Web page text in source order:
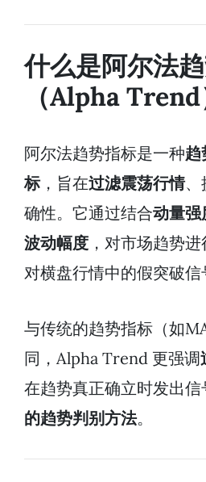
什么是阿尔法
（Alpha Trend
阿尔法趋势指标是一种趋
标，旨在过滤震荡行情、
确性。它通过结合动量强
波动幅度 ，对市场趋势
对横盘行情中的假突破信
与传统的趋势指标（如
同，Alpha Trend 更强调
在趋势真正确立时发出信
的趋势判别方法。